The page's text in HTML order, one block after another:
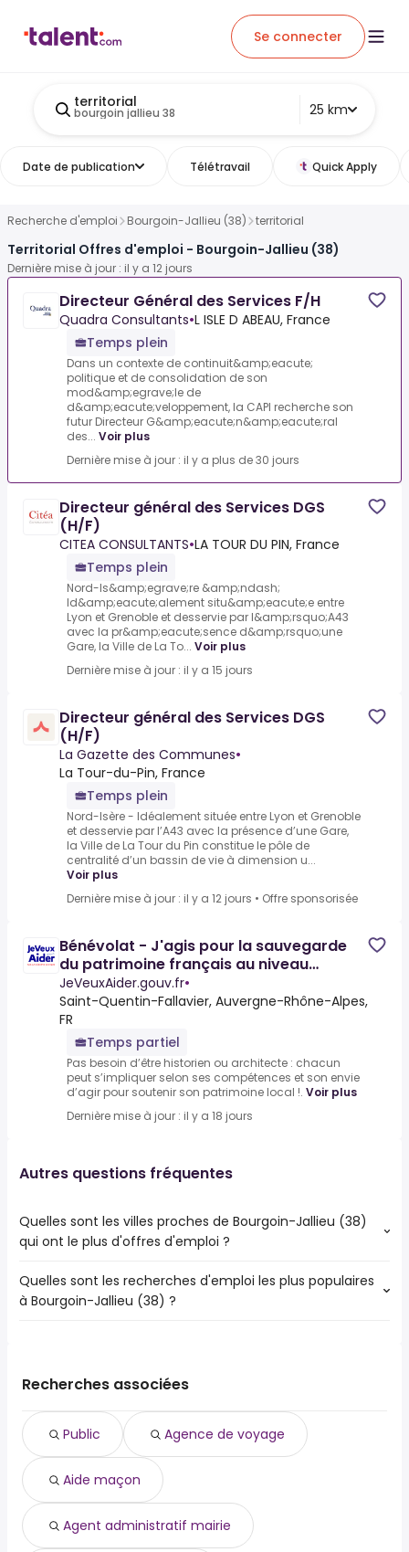
Se connecter
territorial
bourgoin jallieu 38 25 km
Date de publication Télétravail Quick Apply
Recherche d'emploi Bourgoin-Jallieu (38) territorial
Territorial Offres d'emploi - Bourgoin-Jallieu (38)
Dernière mise à jour : il y a 12 jours
Directeur Général des Services F/H
Quadra Consultants•L ISLE D ABEAU, France
Temps plein
Dans un contexte de continuit&amp;eacute;
politique et de consolidation de son
mod&amp;egrave;le de
d&amp;eacute;veloppement, la CAPI recherche son
futur Directeur G&amp;eacute;n&amp;eacute;ral
des... Voir plus
Dernière mise à jour : il y a plus de 30 jours
Directeur général des Services DGS
(H/F)
CITEA CONSULTANTS•LA TOUR DU PIN, France
Temps plein
Nord-Is&amp;egrave;re &amp;ndash;
Id&amp;eacute;alement situ&amp;eacute;e entre
Lyon et Grenoble et desservie par l&amp;rsquo;A43
avec la pr&amp;eacute;sence d&amp;rsquo;une
Gare, la Ville de La To... Voir plus
Dernière mise à jour : il y a 15 jours
Directeur général des Services DGS
(H/F)
La Gazette des Communes•
La Tour-du-Pin, France
Temps plein
Nord-Isère - Idéalement située entre Lyon et Grenoble
et desservie par l’A43 avec la présence d’une Gare,
la Ville de La Tour du Pin constitue le pôle de
centralité d’un bassin de vie à dimension u...
Voir plus
Dernière mise à jour : il y a 12 jours • Offre sponsorisée
Bénévolat - J'agis pour la sauvegarde
du patrimoine français au niveau
territorial
JeVeuxAider.gouv.fr•
Saint-Quentin-Fallavier, Auvergne-Rhône-Alpes,
FR
Temps partiel
Pas besoin d’être historien ou architecte : chacun
peut s’impliquer selon ses compétences et son envie
d’agir pour soutenir son patrimoine local !. Voir plus
Dernière mise à jour : il y a 18 jours
Autres questions fréquentes
Quelles sont les villes proches de Bourgoin-Jallieu (38)
qui ont le plus d'offres d'emploi ?
Les 10 villes proches de Bourgoin-Jallieu (38) qui ont le
plus d'offres d'emploi sont :
Meyzieu
Décines-Charpieu
Villefontaine
L'Isle-d'Abeau
Mions
Genas
Quelles sont les recherches d'emploi les plus populaires
à Bourgoin-Jallieu (38) ?
public
agent administratif mairie
agent de production
agent de sécurité
agent de service hospitalier
agent de tri
Recherches associées
Public Agence de voyage
Aide maçon
Agent administratif mairie